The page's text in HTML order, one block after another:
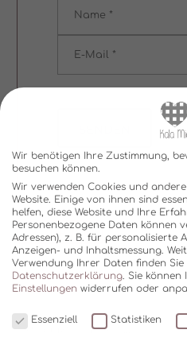
ZURÜCK
Wir benötigen Ihre Zustimmung,
besuchen können.
Wir verwenden Cookies und
Website. Einige von ihnen sind
helfen, diese Website und Ihre
Personenbezogene Daten können
Adressen), z. B. für personalisierte
Anzeigen- und Inhaltsmessung.
Verwendung Ihrer Daten finden Sie
Datenschutzerklärung. Sie können
Einstellungen widerrufen oder
Essenziell Statistiken